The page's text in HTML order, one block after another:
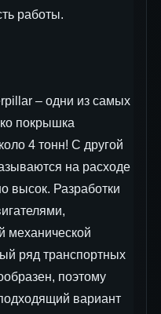
работы.
– одни из самых
покрышка
4 тонн! С другой
на расходе
высок. Разработки
механической
ряд транспортных
поэтому
вариант